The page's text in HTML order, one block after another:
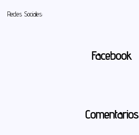
Redes Sociales:
Facebook
Comentarios